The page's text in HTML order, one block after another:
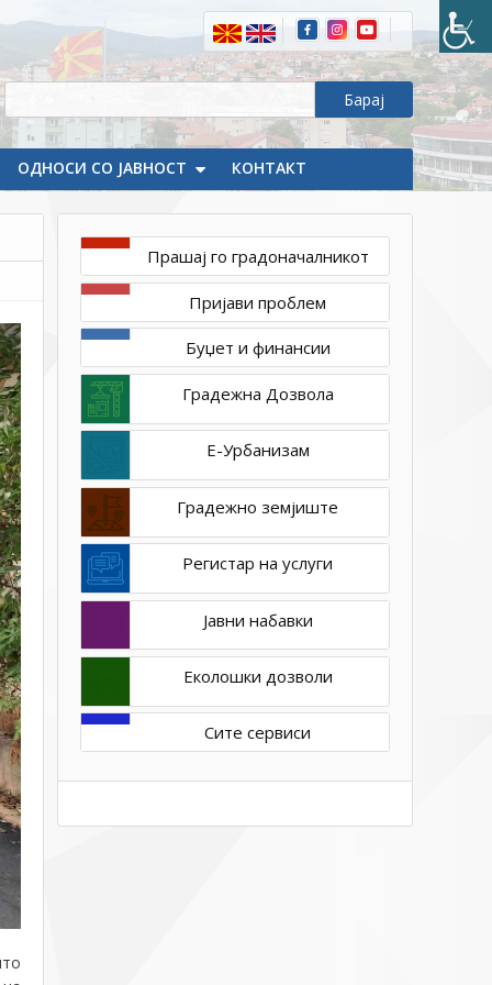
ОДНОСИ СО ЈАВНОСТ КОНТАКТ
2023
1ТП1
Асфалт
на
улици
во
с.
Тработивиште
Прашај го градоначалникот
Пријави проблем
Буџет и финансии
Градежна Дозвола
Е-Урбанизам
Градежно земјиште
Регистар на услуги
Јавни набавки
Еколошки дозволи
Сите сервиси